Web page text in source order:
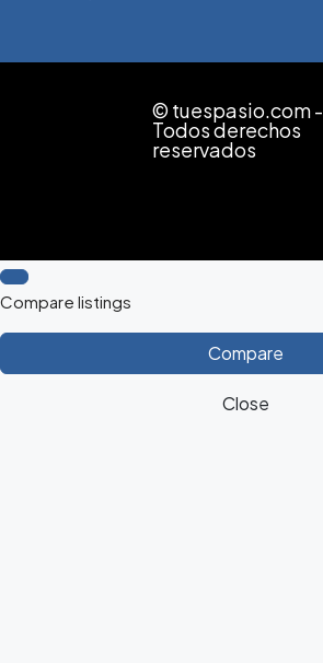
© tuespasio.com -
Todos derechos
reservados
Compare listings
Compare
Close